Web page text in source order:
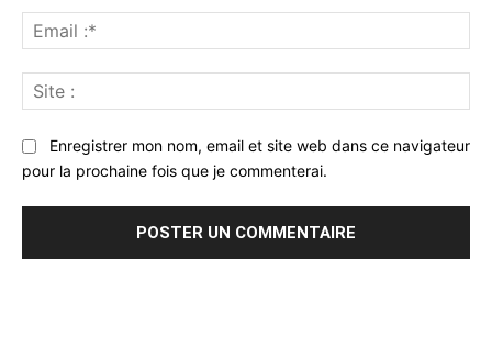
:*
:
Enregistrer mon nom, email et site web dans ce navigateur
pour la prochaine fois que je commenterai.